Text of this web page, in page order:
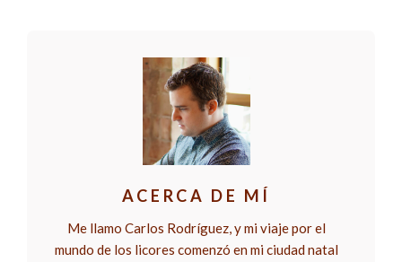
ACERCA DE MÍ
Me llamo Carlos Rodríguez, y mi viaje por el
mundo de los licores comenzó en mi ciudad natal